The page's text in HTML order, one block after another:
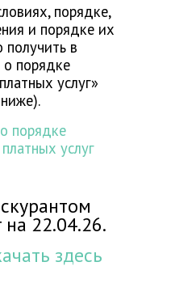
порядке,
и порядке их
в
порядке
услуг»
порядке
услуг
на 22.04.26.
здесь